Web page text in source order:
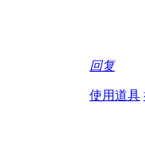
回复
使用道具